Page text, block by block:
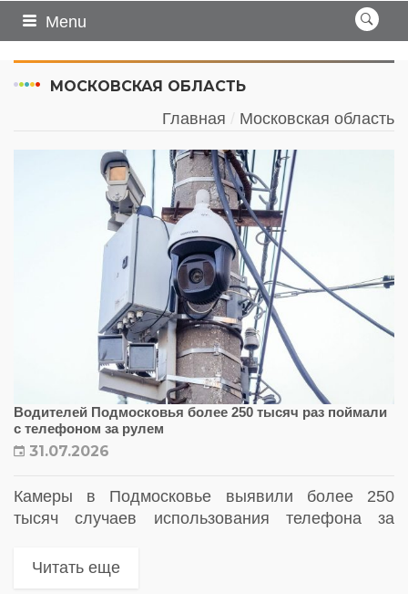
Menu
МОСКОВСКАЯ ОБЛАСТЬ
Главная Московская область
Водителей Подмосковья более 250 тысяч раз поймали
с телефоном за рулем
31.07.2026
Камеры в Подмосковье выявили более 250
тысяч случаев использования телефона за
автоматический контроль за соблюдением ПДД,
Читать еще